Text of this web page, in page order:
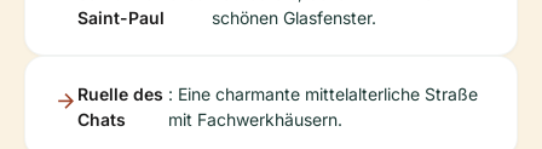
Saint-Paul
schönen Glasfenster.
Ruelle des
Chats
: Eine charmante mittelalterliche Straße
mit Fachwerkhäusern.